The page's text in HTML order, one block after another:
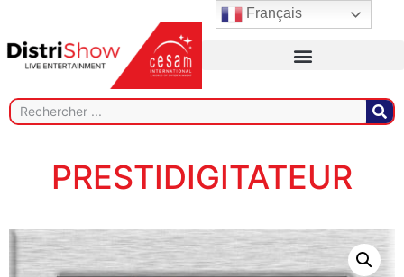
PRESTIDIGITATEUR
Français